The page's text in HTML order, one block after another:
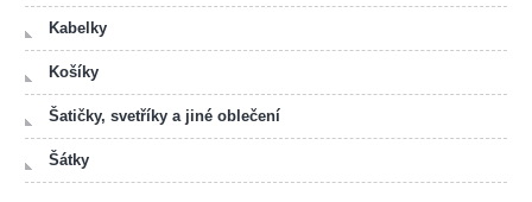
Kabelky
Košíky
Šatičky, svetříky a jiné oblečení
Šátky